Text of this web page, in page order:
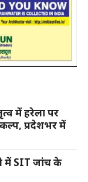
में हरेला पर
प्रदेशभर में
में SIT जांच के